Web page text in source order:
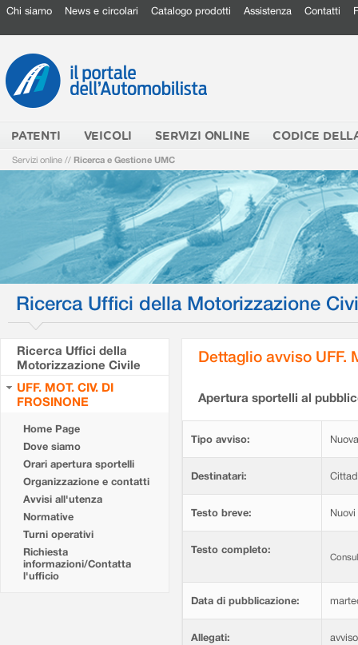
Chi siamo News e circolari Catalogo prodotti Assistenza Contatti
PATENTI VEICOLI SERVIZI ONLINE CODICE
Servizi online // Ricerca e Gestione UMC
Ricerca Uffici della Motorizzazione
Ricerca Uffici della
Motorizzazione Civile
UFF. MOT. CIV. DI
FROSINONE
Home Page
Dove siamo
Orari apertura sportelli
Organizzazione e contatti
Avvisi all'utenza
Normative
Turni operativi
Richiesta
informazioni/Contatta
l'ufficio
Dettaglio avviso UFF.
Apertura sportelli al
Tipo avviso:
Destinatari:
Testo breve:
Testo completo:
Data di pubblicazione:
Allegati: